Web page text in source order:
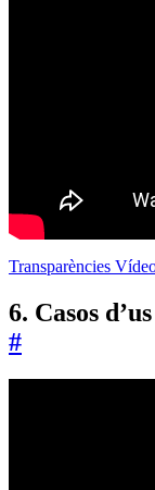
Transparències
6. Casos
#